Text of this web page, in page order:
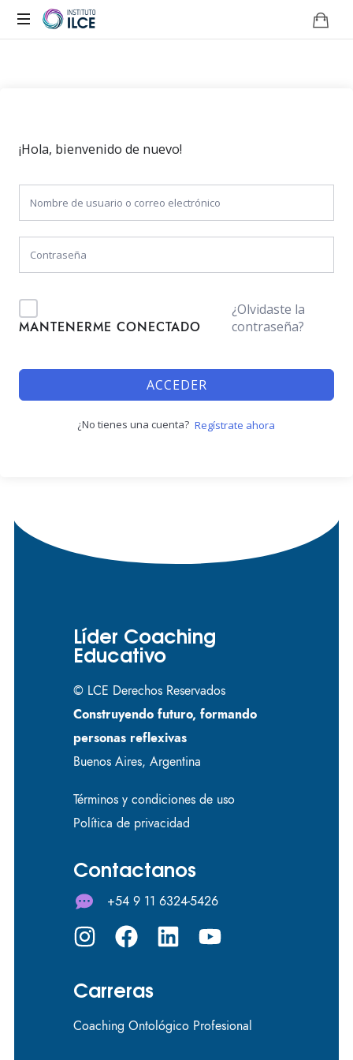
¡Hola, bienvenido de nuevo!
MANTENERME CONECTADO
¿Olvidaste la
contraseña?
ACCEDER
¿No tienes una cuenta? Regístrate ahora
Líder Coaching
Educativo
© LCE Derechos Reservados
Construyendo futuro, formando
personas reflexivas
Buenos Aires, Argentina
Términos y condiciones de uso
Política de privacidad
Contactanos
+54 9 11 6324-5426
Carreras
Coaching Ontológico Profesional